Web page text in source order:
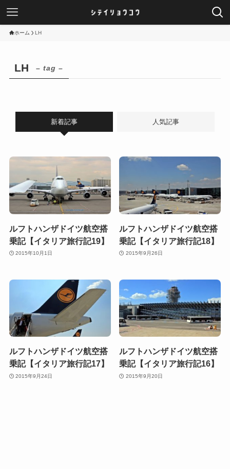
ホーム LH
LH – tag –
新着記事 人気記事
ルフトハンザドイツ航空搭
乗記【イタリア旅行記19】
2015年10月1日
ルフトハンザドイツ航空搭
乗記【イタリア旅行記18】
2015年9月26日
ルフトハンザドイツ航空搭
乗記【イタリア旅行記17】
2015年9月24日
ルフトハンザドイツ航空搭
乗記【イタリア旅行記16】
2015年9月20日